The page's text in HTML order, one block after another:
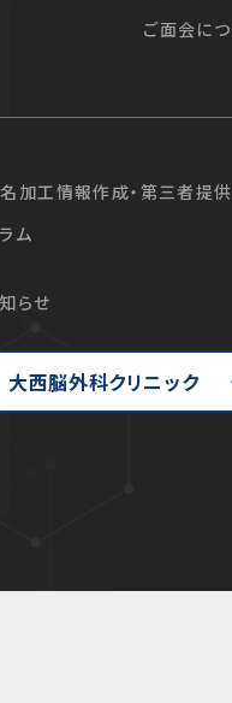
ご面会に
加工情報作成・第三者提
ム
らせ
大西脳外科クリニック